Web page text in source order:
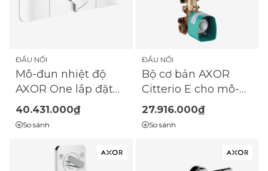
ĐẦU NỐI
Mô-đun nhiệt độ
AXOR One lắp đặt
âm tường với 2 chức
năng
40.431.000₫
So sánh
ĐẦU NỐI
Bộ cơ bản AXOR
Citterio E cho mô-
đun nhiệt độ
380/120 để đặt ẩn
27.916.000₫
So sánh